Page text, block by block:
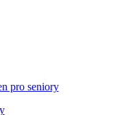
pro seniory